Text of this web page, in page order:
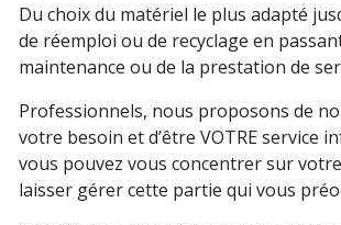
Du choix du matériel le plus adapté
de réemploi ou de recyclage en
maintenance ou de la prestation de
Professionnels, nous proposons de
votre besoin et d’être VOTRE service
vous pouvez vous concentrer sur
laisser gérer cette partie qui vous